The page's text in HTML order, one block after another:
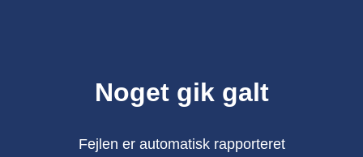
Noget gik galt
Fejlen er automatisk rapporteret